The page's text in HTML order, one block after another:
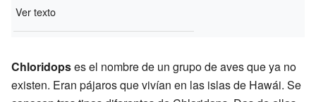
Ver texto
Chloridopses el nombre de un grupo de aves que ya no
existen. Eran pájaros que vivían en las islas de Hawái. Se